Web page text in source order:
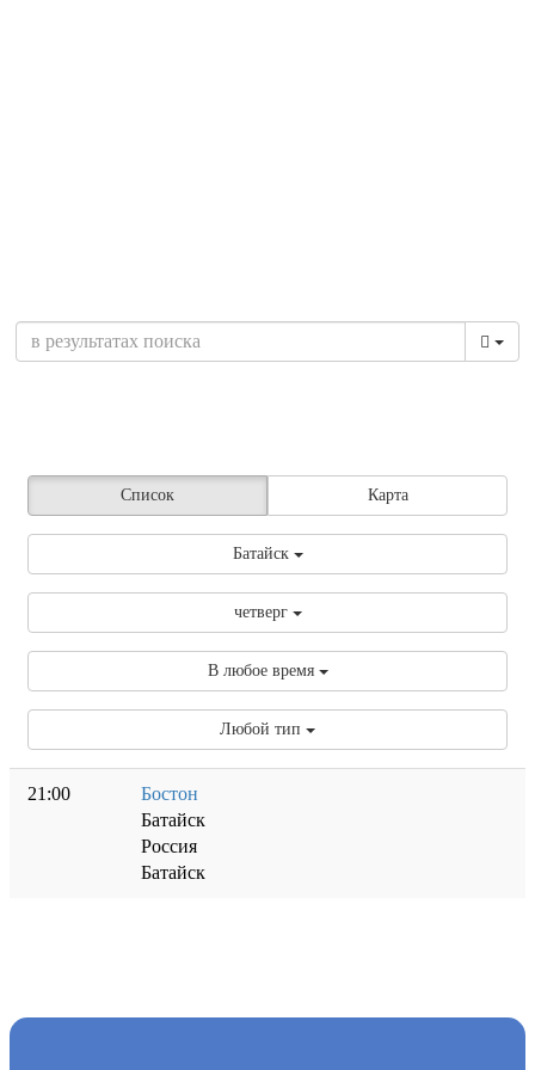
Список Карта
Батайск
четверг
В любое время
Любой тип
21:00
Бостон
Батайск
Россия
Батайск